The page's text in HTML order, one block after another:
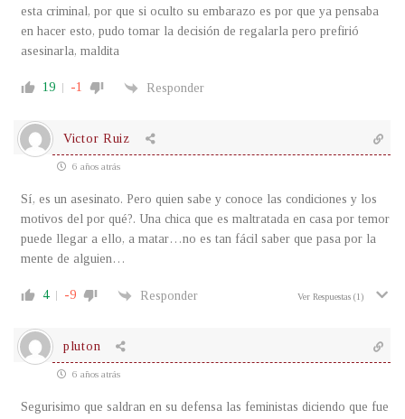
esta criminal, por que si oculto su embarazo es por que ya pensaba
en hacer esto, pudo tomar la decisión de regalarla pero prefirió
asesinarla, maldita
19 -1 Responder
Victor Ruiz
6 años atrás
Sí, es un asesinato. Pero quien sabe y conoce las condiciones y los
motivos del por qué?. Una chica que es maltratada en casa por temor
puede llegar a ello, a matar…no es tan fácil saber que pasa por la
mente de alguien…
4 -9 Responder Ver Respuestas (1)
pluton
6 años atrás
Segurisimo que saldran en su defensa las feministas diciendo que fue